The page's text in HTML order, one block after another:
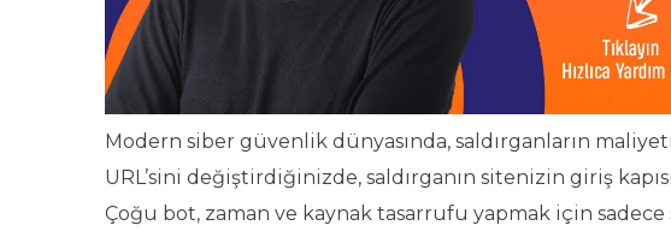
Modern siber güvenlik dünyasında, saldırganların
URL’sini değiştirdiğinizde, saldırganın sitenizin giriş
Çoğu bot, zaman ve kaynak tasarrufu yapmak için